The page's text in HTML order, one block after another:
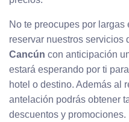
No te preocupes por largas
reservar nuestros servicios
Cancún con anticipación
estará esperando por ti
hotel o destino. Además al
antelación podrás obtener
descuentos y promociones.